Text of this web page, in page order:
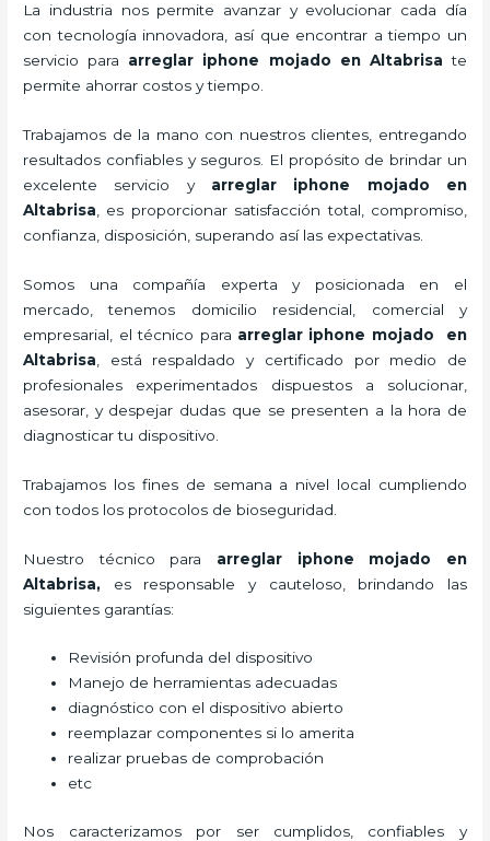
La industria nos permite avanzar y evolucionar cada día
con tecnología innovadora, así que encontrar a tiempo un
servicio para arreglar iphone mojado en Altabrisa te
permite ahorrar costos y tiempo.
Trabajamos de la mano con nuestros clientes, entregando
resultados confiables y seguros. El propósito de brindar un
excelente servicio y arreglar iphone mojado en
Altabrisa , es proporcionar satisfacción total, compromiso,
confianza, disposición, superando así las expectativas.
Somos una compañía experta y posicionada en el
mercado, tenemos domicilio residencial, comercial y
empresarial, el técnico para arreglar iphone mojado en
Altabrisa , está respaldado y certificado por medio de
profesionales experimentados dispuestos a solucionar,
asesorar, y despejar dudas que se presenten a la hora de
diagnosticar tu dispositivo.
Trabajamos los fines de semana a nivel local cumpliendo
con todos los protocolos de bioseguridad.
Nuestro técnico para arreglar iphone mojado en
Altabrisa, es responsable y cauteloso, brindando las
siguientes garantías:
Revisión profunda del dispositivo
Manejo de herramientas adecuadas
diagnóstico con el dispositivo abierto
reemplazar componentes si lo amerita
realizar pruebas de comprobación
etc
Nos caracterizamos por ser cumplidos, confiables y